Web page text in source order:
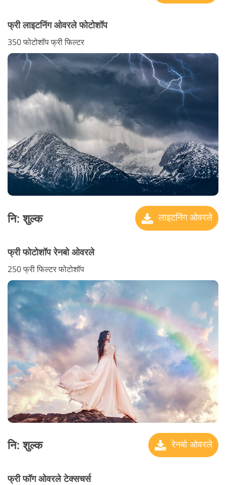
फ्री लाइटनिंग ओवरले फोटोशॉप
350 फोटोशॉप फ्री फिल्टर
नि: शुल्क लाइटनिंग ओवरले
फ्री फोटोशॉप रेनबो ओवरले
250 फ्री फिल्टर फोटोशॉप
नि: शुल्क रेनबो ओवरले
फ्री फॉग ओवरले टेक्सचर्स